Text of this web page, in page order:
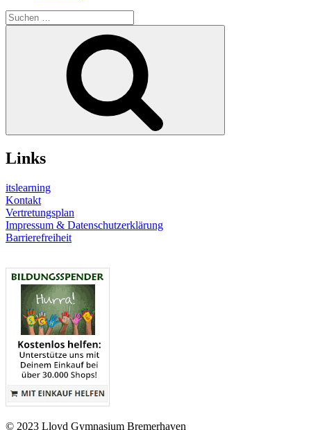
Suche
nach:
Links
itslearning
Kontakt
Vertretungsplan
Impressum & Datenschutzerklärung
Barrierefreiheit
© 2023 Lloyd Gymnasium Bremerhaven